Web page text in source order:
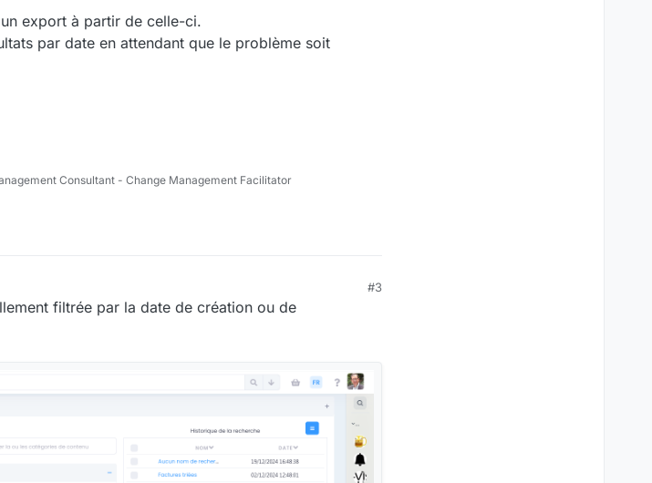
export à partir de celle-ci.
par date en attendant que le problème soit
Consultant - Change Management Facilitator
#3
filtrée par la date de création ou de